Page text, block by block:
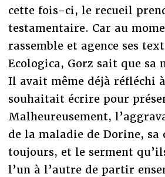
cette fois-ci, le recueil
testamentaire. Car au
rassemble et agence ses
Ecologica, Gorz sait que sa
Il avait même déjà réfléchi
souhaitait écrire pour
Malheureusement,
de la maladie de Dorine, sa
toujours, et le serment
l’un à l’autre de partir